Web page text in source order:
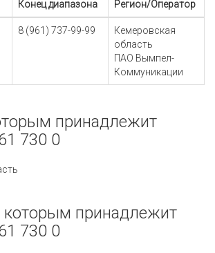
Конец диапазона Регион/Оператор
8 (961) 737-99-99
Кемеровская
область
ПАО Вымпел-
Коммуникации
принадлежит
730 0
принадлежит
730 0